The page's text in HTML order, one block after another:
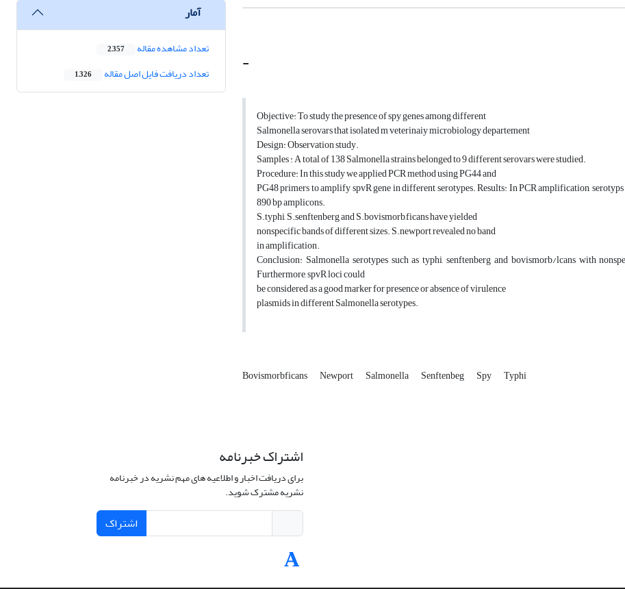
-
Objective: To study the presence of spy genes among different
Salmonella serovars that isolated m veterinaiy microbiology departement
Design: Observation study.
Samples : A total of 138 Salmonella strains belonged to 9 different serovars were studied.
Procedure: In this study we applied PCR method using PG44 and
PG48 primers to amplify spvR gene in different serotypes. Results: In PCR amplification,
890 bp amplicons.
S.typhi, S.senftenberg and S.bovismorb,ficans have yielded
nonspecific bands of different sizes. S.newport revealed no band
in amplification.
Conclusion: Salmonella serotypes such as typhi, senftenberg and bovismorb/lcans with
Furthermore, spvR loci could
be considered as a good marker for presence or absence of virulence
plasmids in different Salmonella serotypes.
Bovismorbficans Newport Salmonella Senftenbeg Spy Typhi
آمار
تعداد مشاهده مقاله 2,357
تعداد دریافت فایل اصل مقاله 1,326
اشتراک خبرنامه
برای دریافت اخبار و اطلاعیه های مهم نشریه در خبرنامه
نشریه مشترک شوید.
اشتراک